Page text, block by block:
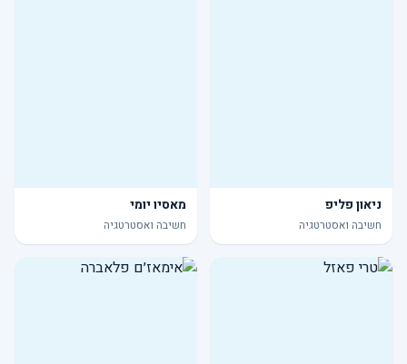
ניאון פליפ
חשיבה ואסטרטגיה
מאסיו יומי
חשיבה ואסטרטגיה